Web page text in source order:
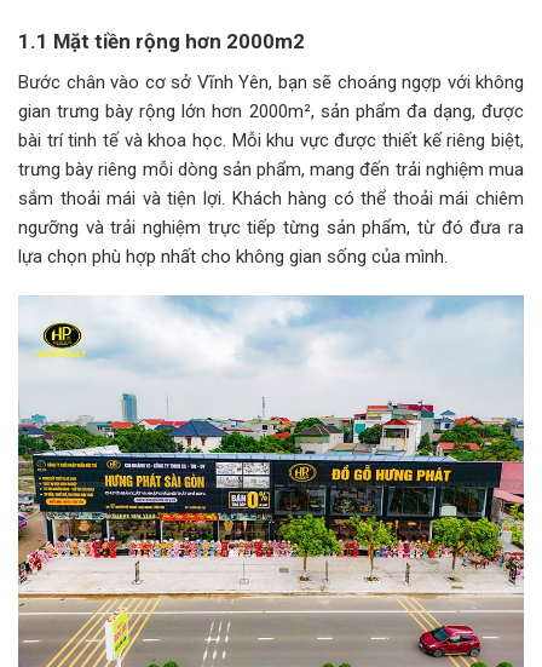
1.1 Mặt tiền rộng hơn 2000m2
Bước chân vào cơ sở Vĩnh Yên, bạn sẽ choáng ngợp với không
gian trưng bày rộng lớn hơn 2000m², sản phẩm đa dạng, được
bài trí tinh tế và khoa học. Mỗi khu vực được thiết kế riêng biệt,
trưng bày riêng mỗi dòng sản phẩm, mang đến trải nghiệm mua
sắm thoải mái và tiện lợi. Khách hàng có thể thoải mái chiêm
ngưỡng và trải nghiệm trực tiếp từng sản phẩm, từ đó đưa ra
lựa chọn phù hợp nhất cho không gian sống của mình.